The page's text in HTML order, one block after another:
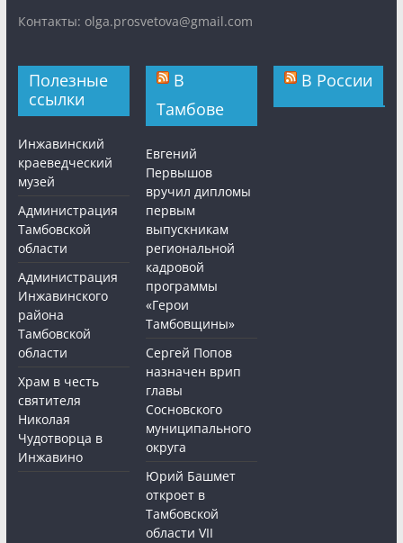
Контакты: olga.prosvetova@gmail.com
Полезные
ссылки
Инжавинский
краеведческий
музей
Администрация
Тамбовской
области
Администрация
Инжавинского
района
Тамбовской
области
Храм в честь
святителя
Николая
Чудотворца в
Инжавино
В
Тамбове
Евгений
Первышов
вручил дипломы
первым
выпускникам
региональной
кадровой
программы
«Герои
Тамбовщины»
Сергей Попов
назначен врип
главы
Сосновского
муниципального
округа
Юрий Башмет
откроет в
Тамбовской
области VII
В России